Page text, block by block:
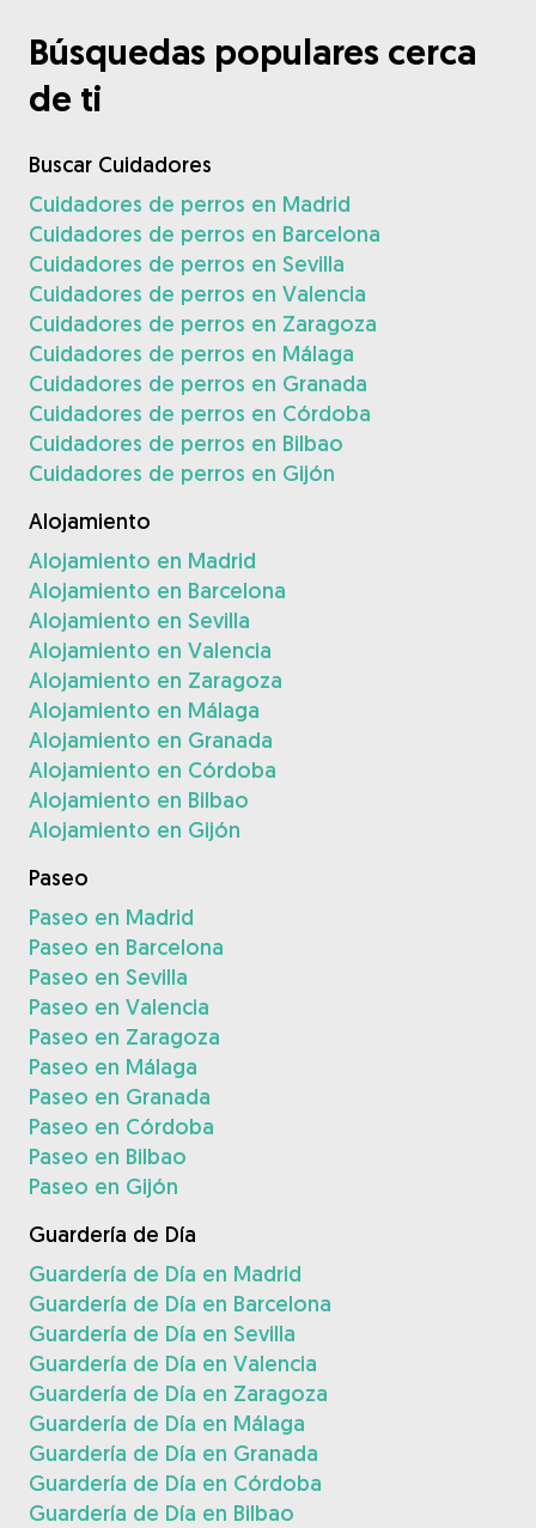
Búsquedas populares cerca
de ti
Buscar Cuidadores
Cuidadores de perros en Madrid
Cuidadores de perros en Barcelona
Cuidadores de perros en Sevilla
Cuidadores de perros en Valencia
Cuidadores de perros en Zaragoza
Cuidadores de perros en Málaga
Cuidadores de perros en Granada
Cuidadores de perros en Córdoba
Cuidadores de perros en Bilbao
Cuidadores de perros en Gijón
Alojamiento
Alojamiento en Madrid
Alojamiento en Barcelona
Alojamiento en Sevilla
Alojamiento en Valencia
Alojamiento en Zaragoza
Alojamiento en Málaga
Alojamiento en Granada
Alojamiento en Córdoba
Alojamiento en Bilbao
Alojamiento en Gijón
Paseo
Paseo en Madrid
Paseo en Barcelona
Paseo en Sevilla
Paseo en Valencia
Paseo en Zaragoza
Paseo en Málaga
Paseo en Granada
Paseo en Córdoba
Paseo en Bilbao
Paseo en Gijón
Guardería de Día
Guardería de Día en Madrid
Guardería de Día en Barcelona
Guardería de Día en Sevilla
Guardería de Día en Valencia
Guardería de Día en Zaragoza
Guardería de Día en Málaga
Guardería de Día en Granada
Guardería de Día en Córdoba
Guardería de Día en Bilbao